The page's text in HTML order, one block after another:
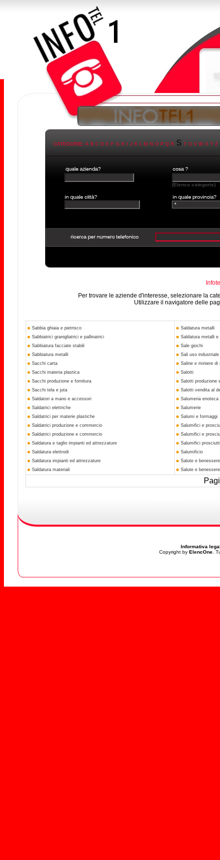
CATEGORIE: A B C D E F G H J K L M N O P Q R S T U V W X Y Z
(Elenco categorie)
Per trovare le aziende d'interesse, selezionare la
Utilizzare il navigatore delle
Sabbia ghiaia e pietrisco
Sabbiatrici granigliatrici e pallinatrici
Sabbiatura facciate stabili
Sabbiatura metalli
Sacchi carta
Sacchi materia plastica
Sacchi produzione e fornitura
Sacchi tela e juta
Saldatori a mano e accessori
Saldatrici elettriche
Saldatrici per materie plastiche
Saldatrici produzione e commercio
Saldatrici produzione e commercio
Saldatura e taglio impianti ed attrezzature
Saldatura elettrodi
Saldatura impianti ed attrezzature
Saldatura materiali
Saldatura metalli
Saldatura metalli e
Sale giochi
Sali uso industriale
Saline e miniere di
Salotti
Salotti produzione
Salotti vendita al
Salumeria enoteca
Salumerie
Salumi e formaggi
Salumifici e
Salumifici e
Salumifici
Salumificio
Salute e benessere
Salute e
Informativa
Copyright by ElencOne.